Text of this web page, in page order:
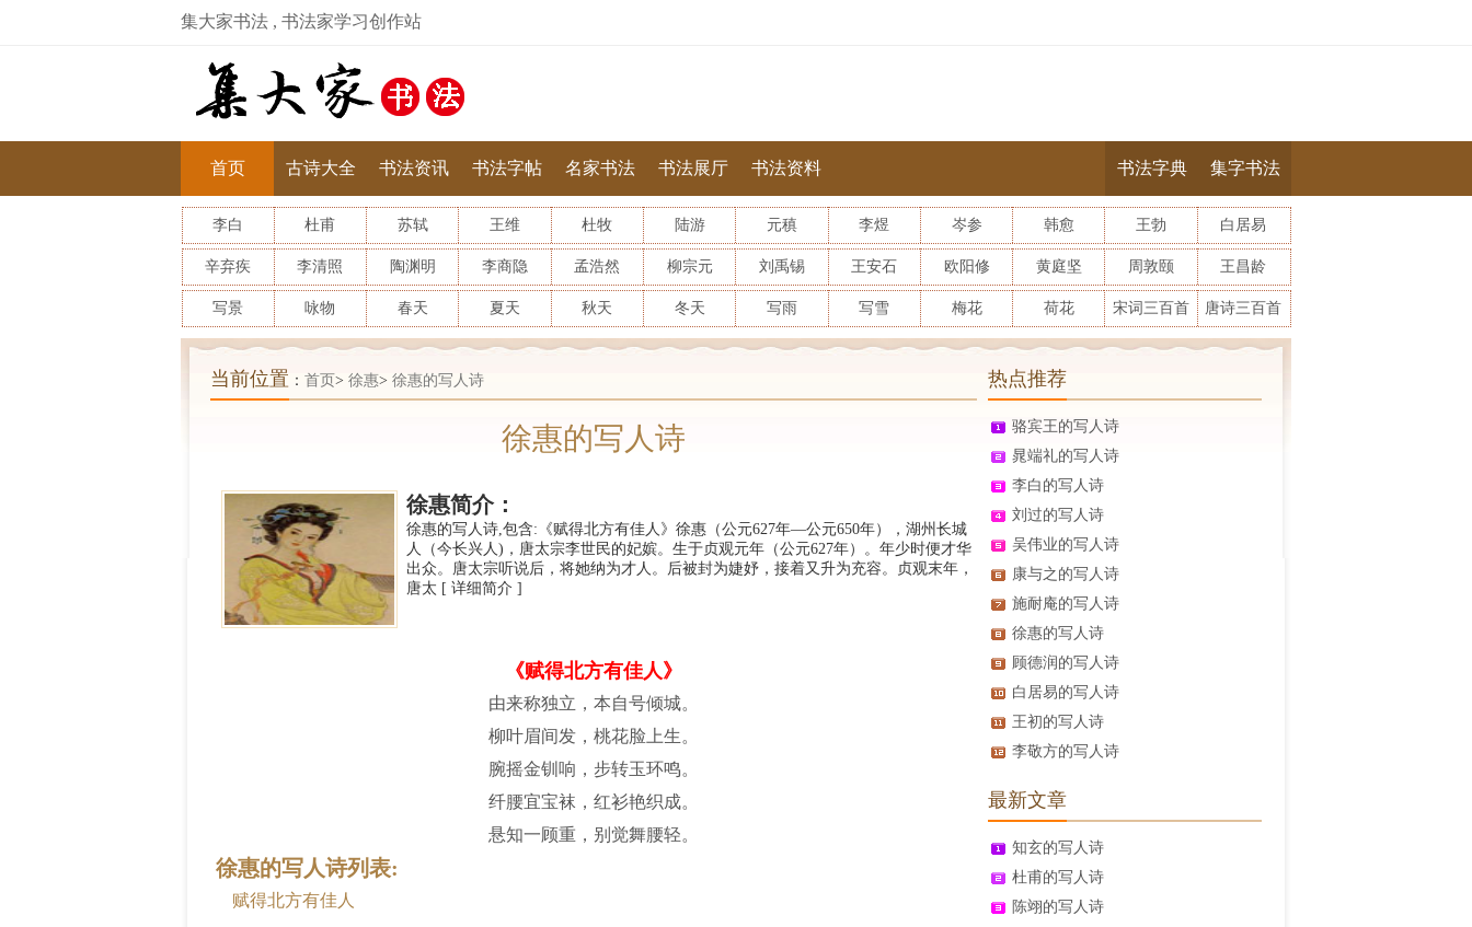
集大家书法 , 书法家学习创作站
首页 古诗大全 书法资讯 书法字帖 名家书法 书法展厅 书法资料 书法字典 集字书法
李白 杜甫 苏轼 王维 杜牧 陆游 元稹 李煜 岑参 韩愈 王勃 白居易
辛弃疾 李清照 陶渊明 李商隐 孟浩然 柳宗元 刘禹锡 王安石 欧阳修 黄庭坚 周敦颐 王昌龄
写景 咏物 春天 夏天 秋天 冬天 写雨 写雪 梅花 荷花 宋词三百首 唐诗三百首
当前位置 ： 首页 > 徐惠> 徐惠的写人诗
徐惠的写人诗
徐惠简介：
徐惠的写人诗,包含:《赋得北方有佳人》徐惠（公元627年―公元650年），湖州长城
人（今长兴人)，唐太宗李世民的妃嫔。生于贞观元年（公元627年）。年少时便才华
出众。唐太宗听说后，将她纳为才人。后被封为婕妤，接着又升为充容。贞观末年，
唐太 [ 详细简介 ]
《赋得北方有佳人》
由来称独立，本自号倾城。
柳叶眉间发，桃花脸上生。
腕摇金钏响，步转玉环鸣。
纤腰宜宝袜，红衫艳织成。
悬知一顾重，别觉舞腰轻。
徐惠的写人诗列表:
赋得北方有佳人
热点推荐
骆宾王的写人诗
晁端礼的写人诗
李白的写人诗
刘过的写人诗
吴伟业的写人诗
康与之的写人诗
施耐庵的写人诗
徐惠的写人诗
顾德润的写人诗
白居易的写人诗
王初的写人诗
李敬方的写人诗
最新文章
知玄的写人诗
杜甫的写人诗
陈翊的写人诗